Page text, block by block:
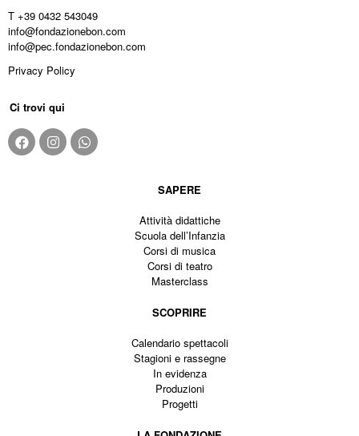
T +39 0432 543049
info@fondazionebon.com
info@pec.fondazionebon.com
Privacy Policy
Ci trovi qui
SAPERE
Attività didattiche
Scuola dell’Infanzia
Corsi di musica
Corsi di teatro
Masterclass
SCOPRIRE
Calendario spettacoli
Stagioni e rassegne
In evidenza
Produzioni
Progetti